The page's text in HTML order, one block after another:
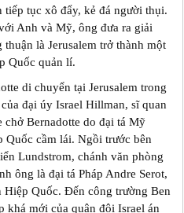
tiếp tục xô đẩy, kẻ đá người thụi.
Anh và Mỹ, ông đưa ra giải
là Jerusalem trở thành một
Quốc quản l‎í.
di chuyển tại Jerusalem trong
đại úy Israel Hillman, sĩ quan
Bernadotte do đại tá Mỹ
cầm lái. Ngồi trước bên
Lundstrom, chánh văn phòng
ông là đại tá Pháp Andre Serot,
Hiệp Quốc. Đến công trường Ben
khá mới của quân đội Israel án